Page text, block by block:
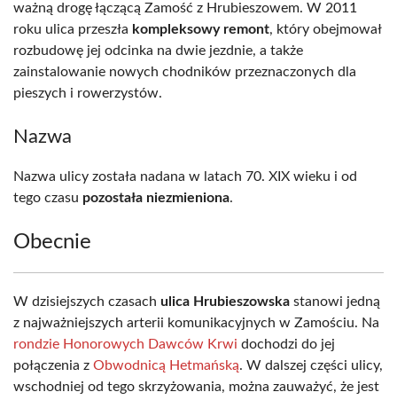
ważną drogę łączącą Zamość z Hrubieszowem. W 2011
roku ulica przeszła kompleksowy remont, który obejmował
rozbudowę jej odcinka na dwie jezdnie, a także
zainstalowanie nowych chodników przeznaczonych dla
pieszych i rowerzystów.
Nazwa
Nazwa ulicy została nadana w latach 70. XIX wieku i od
tego czasu pozostała niezmieniona.
Obecnie
W dzisiejszych czasach ulica Hrubieszowska stanowi jedną
z najważniejszych arterii komunikacyjnych w Zamościu. Na
rondzie Honorowych Dawców Krwi dochodzi do jej
połączenia z Obwodnicą Hetmańską. W dalszej części ulicy,
wschodniej od tego skrzyżowania, można zauważyć, że jest